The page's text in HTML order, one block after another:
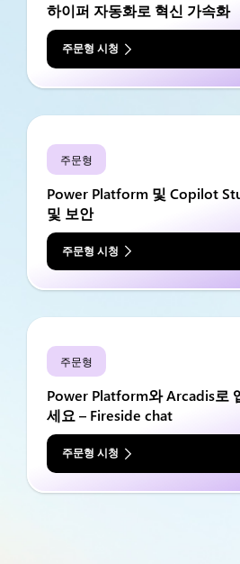
하이퍼 자동화로 혁신 가속화
주문형 시청
주문형
Power Platform 및 Copilot
및 보안
주문형 시청
주문형
Power Platform와 Arcadis로
세요 – Fireside chat
주문형 시청